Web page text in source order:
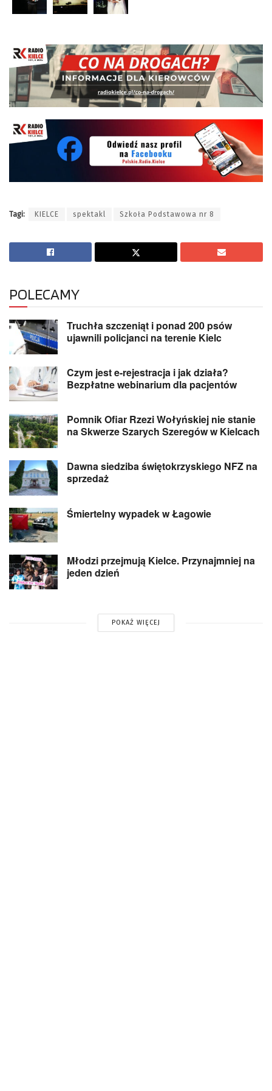
Tagi: KIELCE spektakl Szkoła Podstawowa nr 8
POLECAMY
Truchła szczeniąt i ponad 200 psów
ujawnili policjanci na terenie Kielc
Czym jest e-rejestracja i jak działa?
Bezpłatne webinarium dla pacjentów
Pomnik Ofiar Rzezi Wołyńskiej nie stanie
na Skwerze Szarych Szeregów w Kielcach
Dawna siedziba świętokrzyskiego NFZ na
sprzedaż
Śmiertelny wypadek w Łagowie
Młodzi przejmują Kielce. Przynajmniej na
jeden dzień
POKAŻ WIĘCEJ